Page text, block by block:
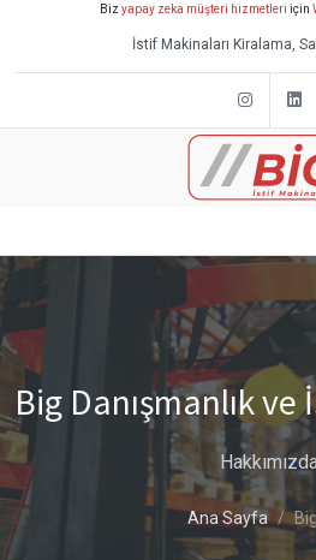
Biz yapay zeka müşteri hizmetleri için
İstif Makinaları Kiralama,
Big Danışmanlık
Ana Sayfa